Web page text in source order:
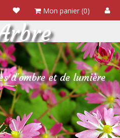
Mon panier (0)
d'ombre et de lumière